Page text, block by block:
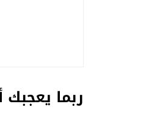
ربما يعجبك